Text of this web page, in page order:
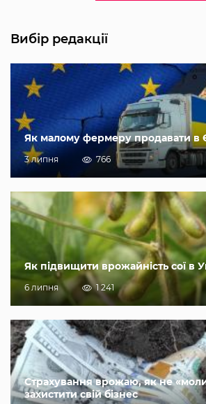
Вибір редакції
Як малому фермеру продавати в
3 липня 766
Як підвищити врожайність сої в
6 липня 1 241
Страхування врожаю, як не
захистити свій бізнес